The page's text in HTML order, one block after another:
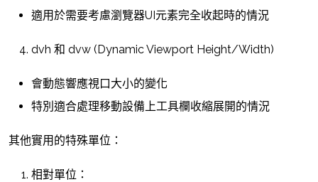
適用於需要考慮瀏覽器UI元素完全收起時的情況
dvh 和 dvw (Dynamic Viewport Height/Width)
會動態響應視口大小的變化
特別適合處理移動設備上工具欄收縮展開的情況
其他實用的特殊單位：
相對單位：